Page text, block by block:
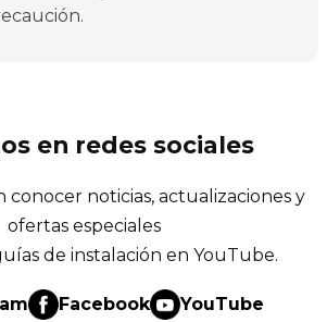
en redes sociales
conocer noticias, actualizaciones y
ofertas especiales
de instalación en YouTube.
Facebook YouTube